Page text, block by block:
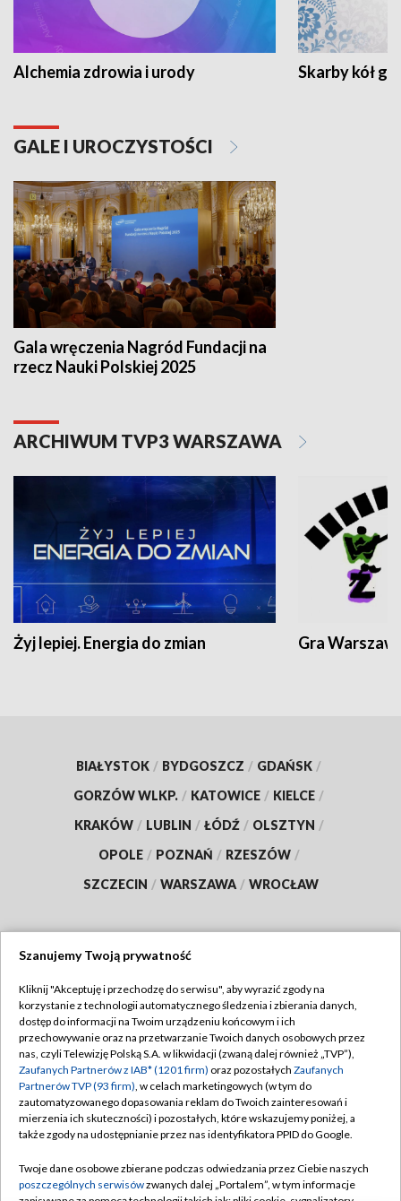
Alchemia zdrowia i urody Skarby kół
GALE I UROCZYSTOŚCI
Gala wręczenia Nagród Fundacji na
rzecz Nauki Polskiej 2025
ARCHIWUM TVP3 WARSZAWA
Żyj lepiej. Energia do zmian Gra
BIAŁYSTOK / BYDGOSZCZ / GDAŃSK /
GORZÓW WLKP. / KATOWICE / KIELCE /
KRAKÓW / LUBLIN / ŁÓDŹ / OLSZTYN /
OPOLE / POZNAŃ / RZESZÓW /
SZCZECIN / WARSZAWA / WROCŁAW
TVP
Abonament TVP
Emisja w TVP
Centrum informacji TVP
Naziemna Telewizja Cyfrowa
Rada Programowa
Regulamin TVP
Polityka prywatności
Moje zgody
Pomoc
Kontakt
Szanujemy Twoją prywatność
Kliknij "Akceptuję i przechodzę do serwisu", aby wyrazić zgody na
korzystanie z technologii automatycznego śledzenia i zbierania danych,
dostęp do informacji na Twoim urządzeniu końcowym i ich
przechowywanie oraz na przetwarzanie Twoich danych osobowych przez
nas, czyli Telewizję Polską S.A. w likwidacji (zwaną dalej również „TVP”),
Zaufanych Partnerów z IAB* (1201 firm) oraz pozostałych Zaufanych
Partnerów TVP (93 firm), w celach marketingowych (w tym do
zautomatyzowanego dopasowania reklam do Twoich zainteresowań i
mierzenia ich skuteczności) i pozostałych, które wskazujemy poniżej, a
także zgody na udostępnianie przez nas identyfikatora PPID do Google.
Twoje dane osobowe zbierane podczas odwiedzania przez Ciebie naszych
poszczególnych serwisówzwanych dalej „Portalem”, w tym informacje